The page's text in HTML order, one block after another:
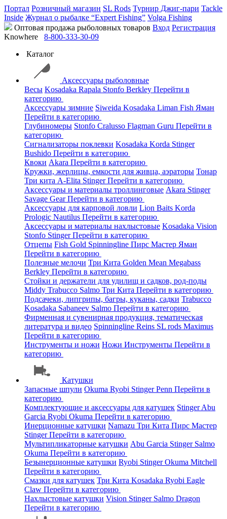
Портал Розничный магазин SL Rods Турнир Джиг-пари Tackle
Inside Журнал о рыбалке “Expert Fishing” Volga Fishing
Оптовая продажа рыболовных товаров Вход Регистрация
Knowhere
8-800-333-30-09
Каталог
Аксессуары рыболовные
Весы Kosadaka Rapala Stonfo Berkley Перейти в
категорию
Аксессуары зимние Siweida Kosadaka Liman Fish Яман
Перейти в категорию
Глубиномеры Stonfo Cralusso Flagman Guru Перейти в
категорию
Сигнализаторы поклевки Kosadaka Korda Stinger
Bushido Перейти в категорию
Квоки Akara Перейти в категорию
Кружки, жерлицы, емкости для живца, аэраторы Тонар
Три кита A-Elita StingerПерейти в категорию
Аксессуары и материалы троллинговые Akara Stinger
Savage GearПерейти в категорию
Аксессуары для карповой ловли Lion Baits Korda
Prologic Nautilus Перейти в категорию
Аксессуары и материалы нахлыстовые Kosadaka Vision
Stonfo StingerПерейти в категорию
Отцепы Fish Gold Spinningline Пирс Мастер Яман
Перейти в категорию
Полезные мелочи Три Кита Golden Mean Megabass
Berkley Перейти в категорию
Стойки и держатели для удилищ и садков, род-поды
Middy Trabucco Salmo Три Кита Перейти в категорию
Подсачеки, липгрипы, багры, куканы, садки Trabucco
Kosadaka Sabaneev Salmo Перейти в категорию
Фирменная и сувенирная продукция, тематическая
литература и видео Spinningline Reins SL rods Maximus
Перейти в категорию
Инструменты и ножи Ножи Инструменты Перейти в
категорию
Катушки
Запасные шпули Okuma Ryobi StingerPenn Перейти в
категорию
Комплектующие и аксессуары для катушек StingerAbu
Garcia Ryobi Okuma Перейти в категорию
Инерционные катушки Namazu Три Кита Пирс Мастер
StingerПерейти в категорию
Мультипликаторные катушки Abu Garcia Stinger Salmo
Okuma Перейти в категорию
Безынерционные катушки Ryobi StingerOkuma Mitchell
Перейти в категорию
Смазки для катушек Три Кита Kosadaka Ryobi Eagle
Claw Перейти в категорию
Нахлыстовые катушки Vision Stinger Salmo Dragon
Перейти в категорию